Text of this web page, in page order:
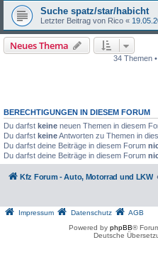
Suche spatz/star/habicht
Letzter Beitrag von Rico «
Neues Thema
34 Themen
BERECHTIGUNGEN IN DIESEM FORUM
Du darfst keine neuen Themen in diesem
Du darfst keineAntworten zu Themen in
Du darfst deine Beiträge in diesem Forum
Du darfst deine Beiträge in diesem Forum
Kfz Forum - Auto, Motorrad und LKW
Impressum Datenschutz
AGB
Powered by phpBB®
Deutsche